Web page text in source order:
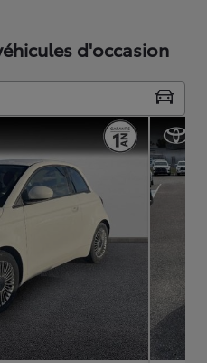
d'occasion